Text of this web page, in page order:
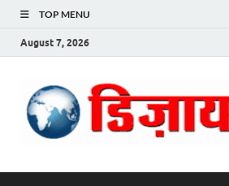
TOP MENU
August 7, 2026